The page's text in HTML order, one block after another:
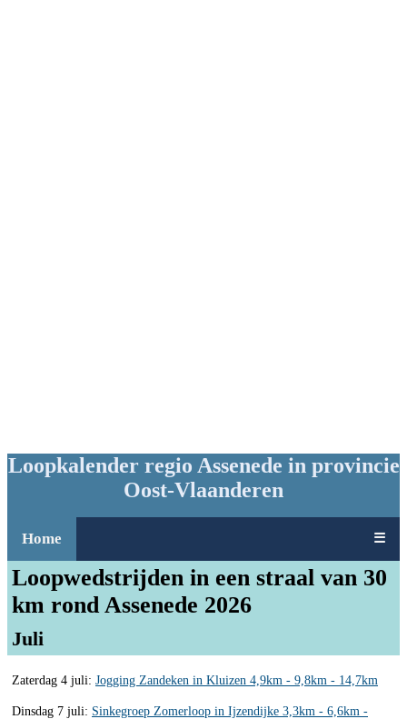
Loopkalender regio Assenede in provincie
Oost-Vlaanderen
Home ☰
Loopwedstrijden in een straal van 30
km rond Assenede 2026
Juli
Zaterdag 4 juli: Jogging Zandeken in Kluizen 4,9km - 9,8km - 14,7km
Dinsdag 7 juli: Sinkegroep Zomerloop in Ijzendijke 3,3km - 6,6km -